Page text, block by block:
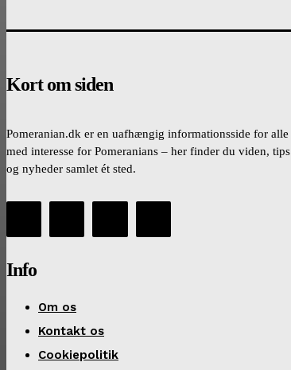
Kort om siden
Pomeranian.dk er en uafhængig informationsside for alle
med interesse for Pomeranians – her finder du viden, tips
og nyheder samlet ét sted.
Info
Om os
Kontakt os
Cookiepolitik